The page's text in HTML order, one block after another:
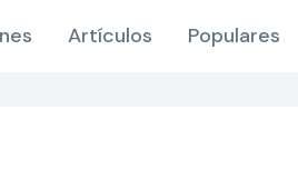
Artículos Populares